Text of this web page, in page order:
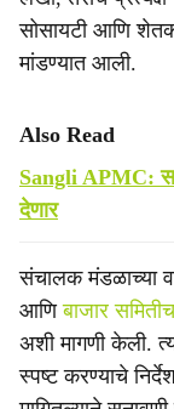
सोसायटी आणि
मांडण्यात आली.
Also Read
Sangli APMC:
देणार
संचालक मंडळाच्या
आणिबाजार
अशी मागणी केली.
स्पष्ट करण्याचे